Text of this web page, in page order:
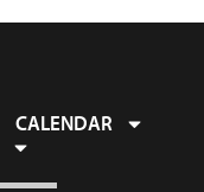
CALENDAR